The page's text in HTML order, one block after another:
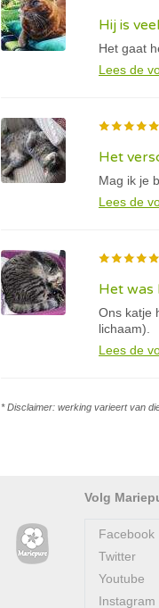
Hij is
Het gaat
Lees de
Het
Mag ik je
Lees de
Het
Ons katje
lichaam).
Lees de
* Disclaimer: werking varieert van
Volg
Facebook
Twitter
Youtube
Instagram